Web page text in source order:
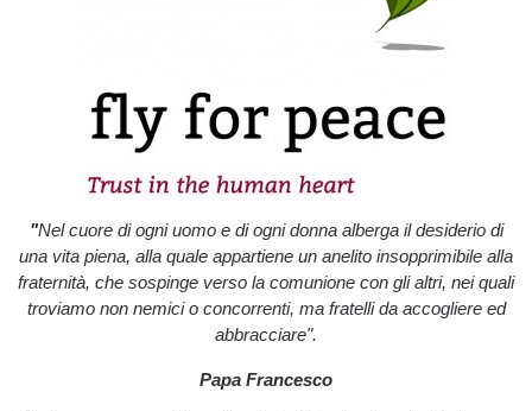
"Nel cuore di ogni uomo e di ogni donna alberga il desiderio di
una vita piena, alla quale appartiene un anelito insopprimibile alla
fraternità, che sospinge verso la comunione con gli altri, nei quali
troviamo non nemici o concorrenti, ma fratelli da accogliere ed
abbracciare".
Papa Francesco